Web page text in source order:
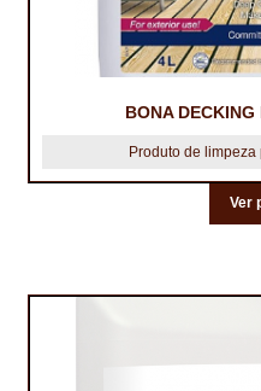
BONA
Produto de
Ver